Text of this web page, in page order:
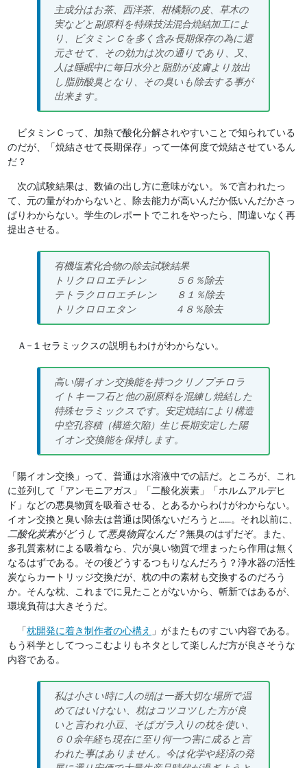
主成分はお茶、西洋茶、柑橘類の皮、草木の
実などと副原料を特殊技法混合焼結加工によ
り、ビタミンＣを多く含み長期保存の為に還
元させて、その効力は次の通りであり、又、
人は睡眠中に毎日水分と脂肪が皮膚より放出
し脂肪酸臭となり、その臭いも除去する事が
出来ます。
ビタミンＣって、加熱で酸化分解されやすいことで知られている
のだが、「焼結させて長期保存」って一体何度で焼結させているん
だ？
次の試験結果は、数値の出し方に意味がない。％で言われたっ
て、元の量がわからないと、除去能力が高いんだか低いんだかさっ
ぱりわからない。学生のレポートでこれをやったら、間違いなく再
提出させる。
有機塩素化合物の除去試験結果
トリクロロエチレン ５６％除去
テトラクロロエチレン ８１％除去
トリクロロエタン ４８％除去
Ａ−１セラミックスの説明もわけがわからない。
高い陽イオン交換能を持つクリノプチロラ
イトキーフ石と他の副原料を混練し焼結した
特殊セラミックスです。安定焼結により構造
中空孔容積（構造欠陥）生じ長期安定した陽
イオン交換能を保持します。
「陽イオン交換」って、普通は水溶液中での話だ。ところが、これ
に並列して「アンモニアガス」「二酸化炭素」「ホルムアルデヒ
ド」などの悪臭物質を吸着させる、とあるからわけがわからない。
イオン交換と臭い除去は普通は関係ないだろうと……。それ以前に、
二酸化炭素がどうして悪臭物質なんだ？無臭のはずだぞ。また、
多孔質素材による吸着なら、穴が臭い物質で埋まったら作用は無く
なるはずである。その後どうするつもりなんだろう？浄水器の活性
炭ならカートリッジ交換だが、枕の中の素材も交換するのだろう
か。そんな枕、これまでに見たことがないから、斬新ではあるが、
環境負荷は大きそうだ。
「枕開発に着き制作者の心構え 」がまたものすごい内容である。
もう科学としてつっこむよりもネタとして楽しんだ方が良さそうな
内容である。
私は小さい時に人の頭は一番大切な場所で温
めてはいけない、枕はコツコツした方が良
いと言われ小豆、そばガラ入りの枕を使い、
６０余年経ち現在に至り何一つ害に成ると言
われた事はありません。今は化学や経済の発